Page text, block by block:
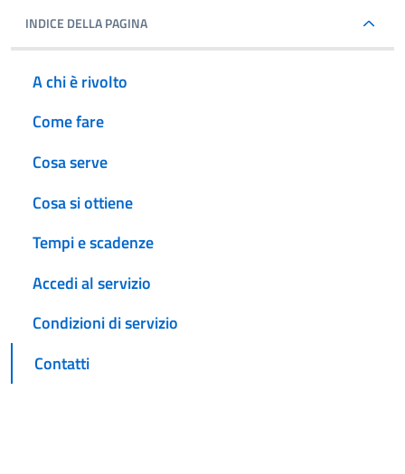
INDICE DELLA PAGINA
A chi è rivolto
Come fare
Cosa serve
Cosa si ottiene
Tempi e scadenze
Accedi al servizio
Condizioni di servizio
Contatti